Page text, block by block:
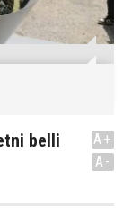
belli
A+
A-